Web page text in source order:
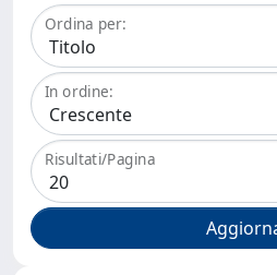
Ordina per:
In ordine:
Risultati/Pagina